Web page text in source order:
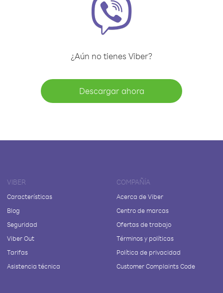
¿Aún no tienes Viber?
Descargar ahora
VIBER
Características
Blog
Seguridad
Viber Out
Tarifas
Asistencia técnica
COMPAÑÍA
Acerca de Viber
Centro de marcas
Ofertas de trabajo
Términos y políticas
Política de privacidad
Customer Complaints Code